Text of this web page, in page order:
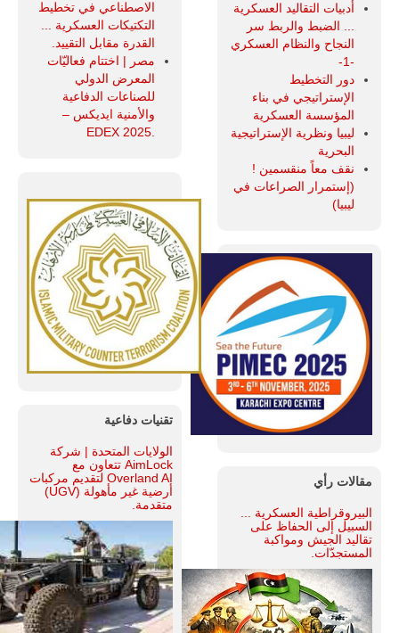
أدبيات التقاليد العسكرية
... الضبط والربط سر
النجاح والنظام العسكري
-1-
دور التخطيط
الإستراتيجي في بناء
المؤسسة العسكرية
ليبيا ونظرية الإستراتيجية
البحرية
نقف معاً منقسمين !
(إستمرار الصراعات في
ليبيا)
مقالات رأي
البيروقراطية العسكرية ...
السبيل إلى الحفاظ على
تقاليد الجيش ومواكبة
المستجدّات.
الاصطناعي في تخطيط
التكتيكات العسكرية ...
القدرة مقابل التقييد.
مصر | اختتام فعاليّات
المعرض الدولي
للصناعات الدفاعية
والأمنية ايديكس ‒
تقنيات دفاعية
الولايات المتحدة | شركة
AimLock تتعاون مع
Overland AI لتقديم مركبات
أرضية غير مأهولة (UGV)
متقدمة.